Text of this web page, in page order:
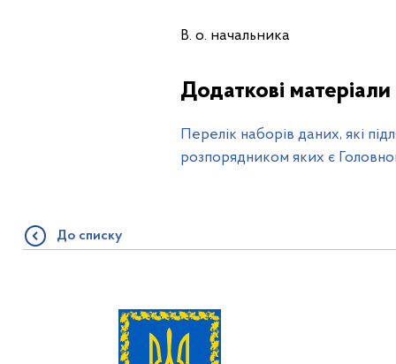
В. о.
Додаткові матеріали
Перелік наборів даних, які
розпорядником яких є
До списку